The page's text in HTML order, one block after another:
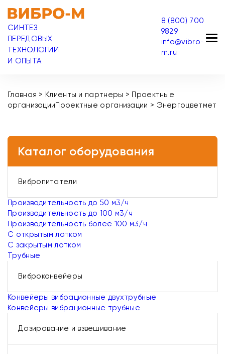
СИНТЕЗ
ПЕРЕДОВЫХ
ТЕХНОЛОГИЙ
И ОПЫТА
8 (800) 700
9829
info@vibro-
m.ru
Главная > Клиенты и партнеры > Проектные
организацииПроектные организации > Энергоцветмет
Каталог оборудования
Вибропитатели
Производительность до 50 м3/ч
Производительность до 100 м3/ч
Производительность более 100 м3/ч
С открытым лотком
С закрытым лотком
Трубные
Виброконвейеры
Конвейеры вибрационные двухтрубные
Конвейеры вибрационные трубные
Дозирование и взвешивание